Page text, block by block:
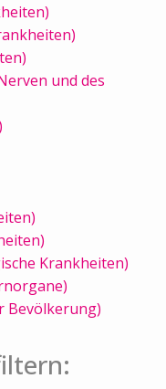
und des
Krankheiten)
Bevölkerung)